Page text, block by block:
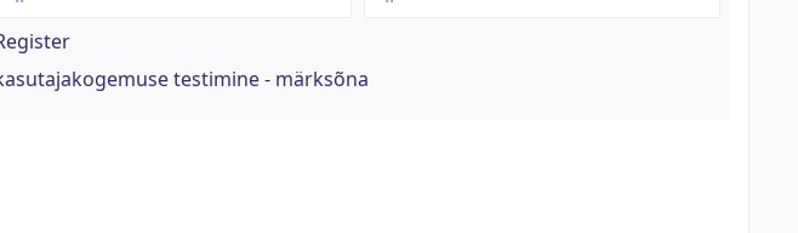
testimine - märksõna